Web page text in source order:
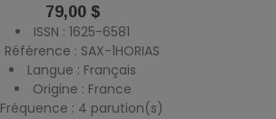
Prix
79,00 $
ISSN : 1625-6581
Référence : SAX-1HORIAS
Langue : Français
Origine : France
Fréquence : 4 parution(s)